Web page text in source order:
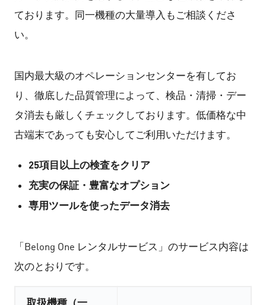
ております。同一機種の大量導入もご相談くださ
い。
国内最大級のオペレーションセンターを有してお
り、徹底した品質管理によって、検品・清掃・デー
タ消去も厳しくチェックしております。低価格な中
古端末であっても安心してご利用いただけます。
25項目以上の検査をクリア
充実の保証・豊富なオプション
専用ツールを使ったデータ消去
「Belong One レンタルサービス」のサービス内容は
次のとおりです。